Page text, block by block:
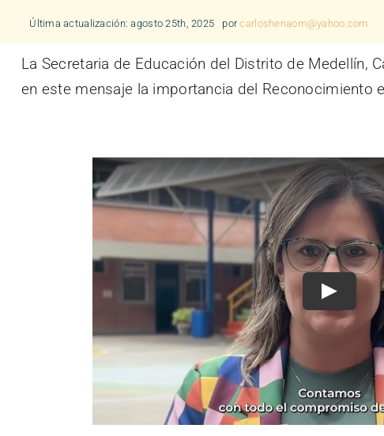
Última actualización: agosto 25th, 2025 porcarloshenaom@yahoo.com
La Secretaria de Educación del Distrito de Medellín,
en este mensaje la importancia del Reconocimiento
Play